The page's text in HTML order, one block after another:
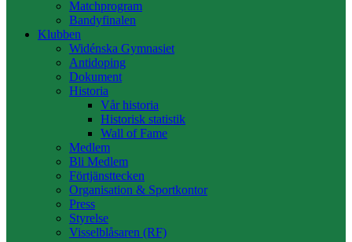
Matchprogram
Bandyfinalen
Klubben
Widénska Gymnasiet
Antidoping
Dokument
Historia
Vår historia
Historisk statistik
Wall of Fame
Medlem
Bli Medlem
Förtjänsttecken
Organisation & Sportkontor
Press
Styrelse
Visselblåsaren (RF)